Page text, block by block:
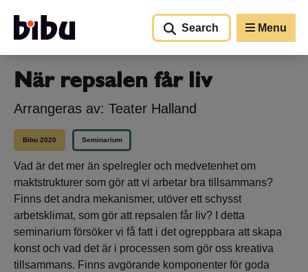
Search
Menu
När repsalen får liv
Arrangeras av: Teater Halland
Bibu 2020 Seminarium
Vad är det mer än spelregler och medvetenhet om
maktstrukturer som gör att vi arbetar bra tillsammans?
Finns det andra mekanismer, utöver ett schysst
arbetsklimat, som gör att repsalen får liv? I detta
seminarium försöker vi få fatt i det ogreppbara att skapa
konst och vad det är i processen som gör oss kreativa
tillsammans. Finns avgörande komponenter för goda